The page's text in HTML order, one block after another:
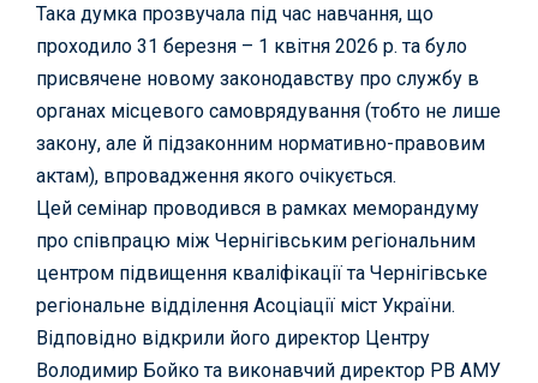
Така думка прозвучала під час навчання, що
проходило 31 березня – 1 квітня 2026 р. та було
присвячене новому законодавству про службу в
органах місцевого самоврядування (тобто не лише
закону, але й підзаконним нормативно-правовим
актам), впровадження якого очікується.
Цей семінар проводився в рамках меморандуму
про співпрацю між Чернігівським регіональним
центром підвищення кваліфікації та Чернігівське
регіональне відділення Асоціації міст України.
Відповідно відкрили його директор Центру
Володимир Бойко та виконавчий директор РВ АМУ